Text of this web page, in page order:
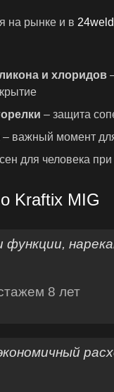
на рынке и в
и хлоридов
– защита
– важный момент
для человека
Kraftix MIG
8 лет